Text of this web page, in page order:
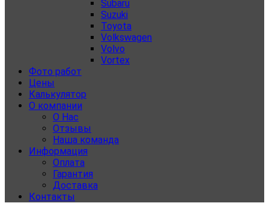
Subaru
Suzuki
Toyota
Volkswagen
Volvo
Vortex
Фото работ
Цены
Калькулятор
О компании
О Нас
Отзывы
Наша команда
Информация
Оплата
Гарантия
Доставка
Контакты